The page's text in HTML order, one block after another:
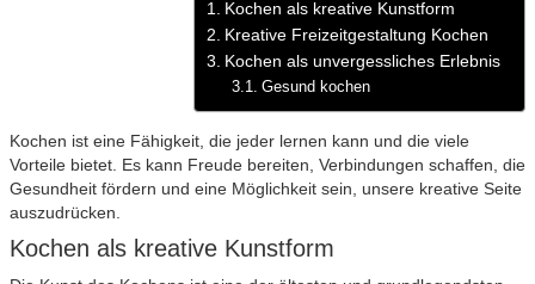
Kochen als kreative Kunstform
Kreative Freizeitgestaltung Kochen
Kochen als unvergessliches Erlebnis
Gesund kochen
Kochen ist eine Fähigkeit, die jeder lernen kann und die viele
Vorteile bietet. Es kann Freude bereiten, Verbindungen schaffen, die
Gesundheit fördern und eine Möglichkeit sein, unsere kreative Seite
auszudrücken.
Kochen als kreative Kunstform